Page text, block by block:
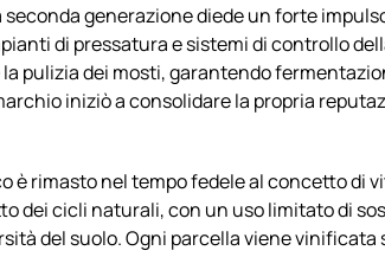
seconda generazione diede un forte
di pressatura e sistemi di controllo
pulizia dei mosti, garantendo
iniziò a consolidare la propria
è rimasto nel tempo fedele al concetto di
dei cicli naturali, con un uso limitato di
del suolo. Ogni parcella viene